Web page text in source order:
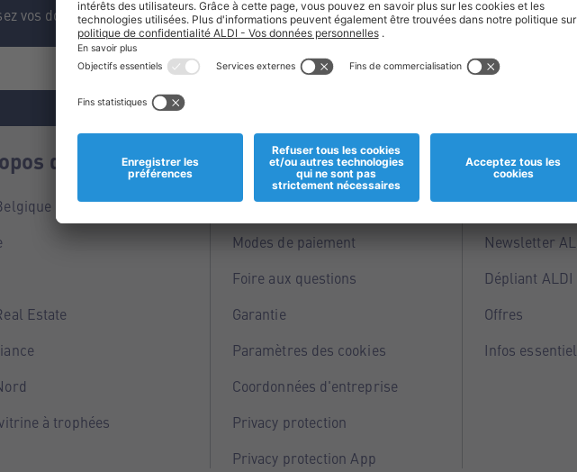
vos données et ne manquez aucune de nos offres.
de nous
Estate
à trophées
Informations
Magasins
Modes de paiement
Foire aux questions
Garantie
Paramètres des cookies
Coordonnées d'entreprise
Privacy protection
Privacy protection App
Service
Points ALDI
Newsletter
Dépliant
Offres
Infos